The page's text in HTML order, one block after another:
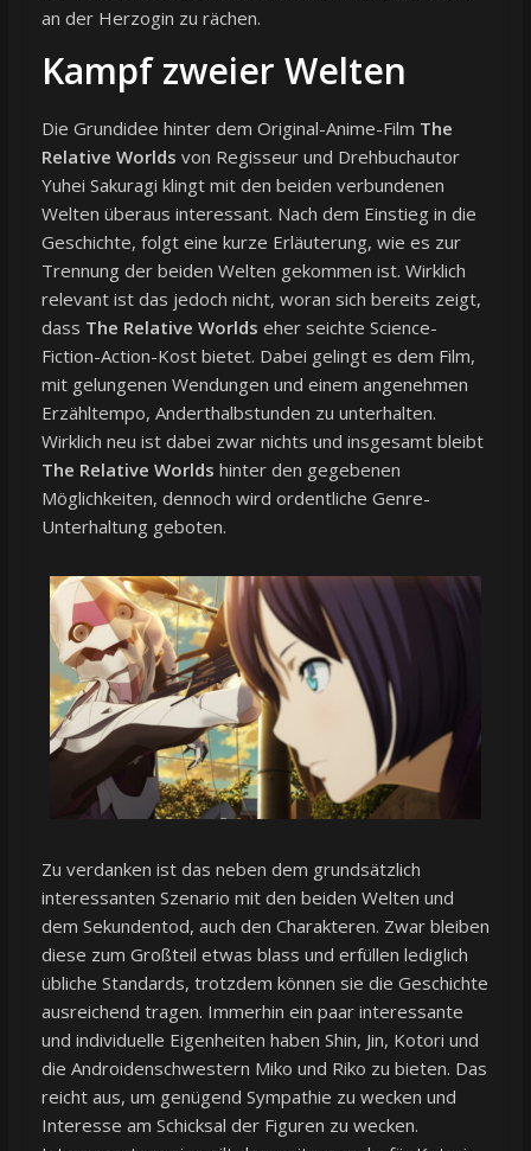
an der Herzogin zu rächen.
Kampf zweier Welten
Die Grundidee hinter dem Original-Anime-Film The
Relative Worlds von Regisseur und Drehbuchautor
Yuhei Sakuragi klingt mit den beiden verbundenen
Welten überaus interessant. Nach dem Einstieg in die
Geschichte, folgt eine kurze Erläuterung, wie es zur
Trennung der beiden Welten gekommen ist. Wirklich
relevant ist das jedoch nicht, woran sich bereits zeigt,
dass The Relative Worlds eher seichte Science-
Fiction-Action-Kost bietet. Dabei gelingt es dem Film,
mit gelungenen Wendungen und einem angenehmen
Erzähltempo, Anderthalbstunden zu unterhalten.
Wirklich neu ist dabei zwar nichts und insgesamt bleibt
The Relative Worlds hinter den gegebenen
Möglichkeiten, dennoch wird ordentliche Genre-
Unterhaltung geboten.
Zu verdanken ist das neben dem grundsätzlich
interessanten Szenario mit den beiden Welten und
dem Sekundentod, auch den Charakteren. Zwar bleiben
diese zum Großteil etwas blass und erfüllen lediglich
übliche Standards, trotzdem können sie die Geschichte
ausreichend tragen. Immerhin ein paar interessante
und individuelle Eigenheiten haben Shin, Jin, Kotori und
die Androidenschwestern Miko und Riko zu bieten. Das
reicht aus, um genügend Sympathie zu wecken und
Interesse am Schicksal der Figuren zu wecken.